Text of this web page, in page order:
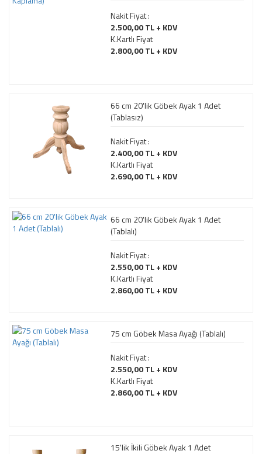
Nakit Fiyat :
2.500,00 TL + KDV
K.Kartlı Fiyat
2.800,00 TL + KDV
66 cm 20'lik Göbek Ayak 1 Adet
(Tablasız)
Nakit Fiyat :
2.400,00 TL + KDV
K.Kartlı Fiyat
2.690,00 TL + KDV
66 cm 20'lik Göbek Ayak 1 Adet
(Tablalı)
Nakit Fiyat :
2.550,00 TL + KDV
K.Kartlı Fiyat
2.860,00 TL + KDV
75 cm Göbek Masa Ayağı (Tablalı)
Nakit Fiyat :
2.550,00 TL + KDV
K.Kartlı Fiyat
2.860,00 TL + KDV
15'lik İkili Göbek Ayak 1 Adet